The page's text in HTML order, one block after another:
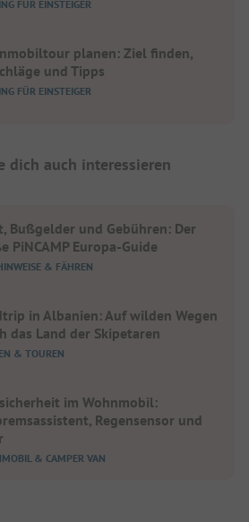
FÜR EINSTEIGER
FÜR EINSTEIGER
planen: Ziel finden,
und Tipps
dich auch interessieren
& FÄHREN
Bußgelder und Gebühren: Der
PiNCAMP Europa-Guide
& TOUREN
in Albanien: Auf wilden Wegen
das Land der Skipetaren
& CAMPER VAN
im Wohnmobil:
Regensensor und